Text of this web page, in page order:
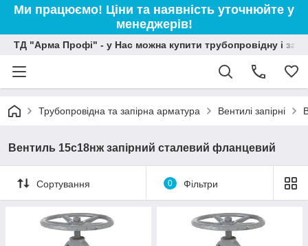
Ми працюємо! Ціни та наявність уточнюйте у
менеджерів!
ТД "Арма Профі" - у Нас можна купити трубопровідну і
Трубопровідна та запірна арматура Вентилі запірні
Вентиль 15с18нж запірний сталевий фланцевий
Сортування 0 Фільтри